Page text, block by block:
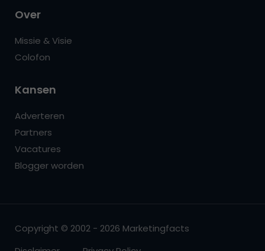
Over
Missie & Visie
Colofon
Kansen
Adverteren
Partners
Vacatures
Blogger worden
Copyright © 2002 - 2026 Marketingfacts